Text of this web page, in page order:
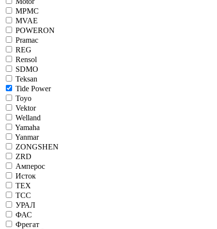
MPMC
MVAE
POWERON
Pramac
REG
Rensol
SDMO
Teksan
Tide Power
Toyo
Vektor
Welland
Yamaha
Yanmar
ZONGSHEN
ZRD
Амперос
Исток
ТЕХ
ТСС
УРАЛ
ФАС
Фрегат